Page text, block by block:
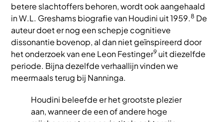
betere slachtoffers behoren, wordt ook aangehaald
in W.L. Greshams biografie van Houdini uit 1959.8 De
auteur doet er nog een schepje cognitieve
dissonantie bovenop, al dan niet geïnspireerd door
het onderzoek van ene Leon Festinger9 uit diezelfde
periode. Bijna dezelfde verhaallijn vinden we
meermaals terug bij Nanninga.
Houdini beleefde er het grootste plezier
aan, wanneer de een of andere hoge